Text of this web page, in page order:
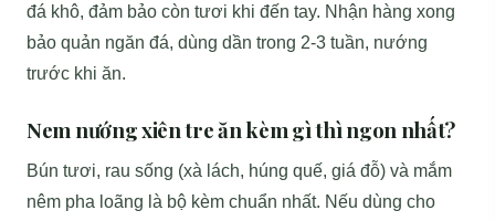
đá khô, đảm bảo còn tươi khi đến tay. Nhận hàng xong
bảo quản ngăn đá, dùng dần trong 2-3 tuần, nướng
trước khi ăn.
Nem nướng xiên tre ăn kèm gì thì ngon nhất?
Bún tươi, rau sống (xà lách, húng quế, giá đỗ) và mắm
nêm pha loãng là bộ kèm chuẩn nhất. Nếu dùng cho